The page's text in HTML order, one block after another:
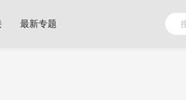
最新专题